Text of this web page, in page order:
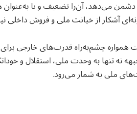
می‌دهد، آن‌را تضعیف و یا
آشکار از خیانت ملی و فروش
همواره چشم‌به‌راه قدرت‌های خارجی
نه‌ تنها به وحدت ملی، استقلال و
ملی به شمار می‌رود.